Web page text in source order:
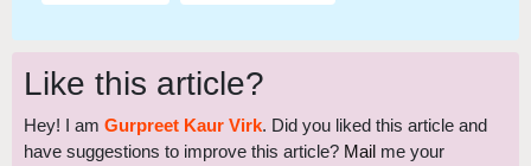
Like this article?
Hey! I am Gurpreet Kaur Virk. Did you liked this article and
have suggestions to improve this article? Mail me your